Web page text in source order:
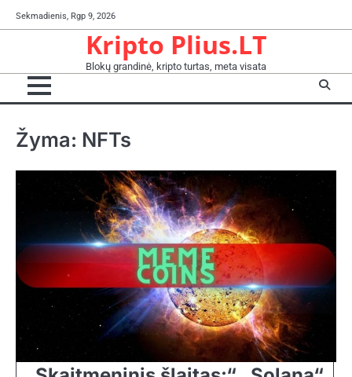
to
Sekmadienis, Rgp 9, 2026
Kripto Plius.LT
Blokų grandinė, kripto turtas, meta visata
Žyma: NFTs